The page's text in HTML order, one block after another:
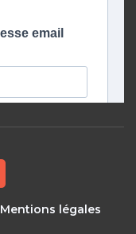
Mentions légales